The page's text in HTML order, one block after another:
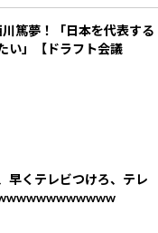
篤夢！「日本を代表する
い」【ドラフト会議
早くテレビつけろ、テレ